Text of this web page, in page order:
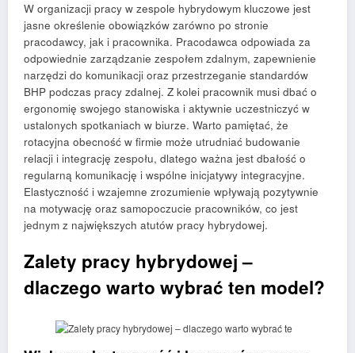
W organizacji pracy w zespole hybrydowym kluczowe jest
jasne określenie obowiązków zarówno po stronie
pracodawcy, jak i pracownika. Pracodawca odpowiada za
odpowiednie zarządzanie zespołem zdalnym, zapewnienie
narzędzi do komunikacji oraz przestrzeganie standardów
BHP podczas pracy zdalnej. Z kolei pracownik musi dbać o
ergonomię swojego stanowiska i aktywnie uczestniczyć w
ustalonych spotkaniach w biurze. Warto pamiętać, że
rotacyjna obecność w firmie może utrudniać budowanie
relacji i integrację zespołu, dlatego ważna jest dbałość o
regularną komunikację i wspólne inicjatywy integracyjne.
Elastyczność i wzajemne zrozumienie wpływają pozytywnie
na motywację oraz samopoczucie pracowników, co jest
jednym z największych atutów pracy hybrydowej.
Zalety pracy hybrydowej –
dlaczego warto wybrać ten model?